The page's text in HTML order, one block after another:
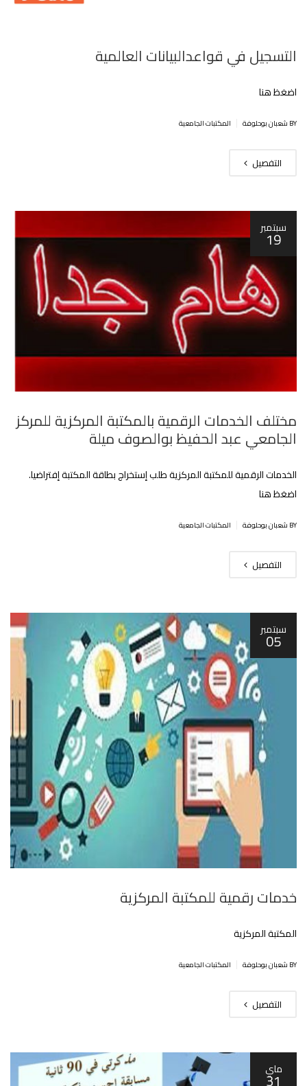
التسجيل في قواعدالبيانات العالمية
اضغظ هنا
BY شعبان بوحلوفة المكتبات الجامعية
التفصيل
سبتمبر
19
مختلف الخدمات الرقمية بالمكتبة المركزية للمركز
الجامعي عبد الحفيظ بوالصوف ميلة
الخدمات الرقمية للمكتبة المركزية طلب إستخراج بطاقة المكتبة إفتراضيا.
اضغظ هنا
BY شعبان بوحلوفة المكتبات الجامعية
التفصيل
سبتمبر
05
خدمات رقمية للمكتبة المركزية
المكتبة المركزية
BY شعبان بوحلوفة المكتبات الجامعية
التفصيل
ماي